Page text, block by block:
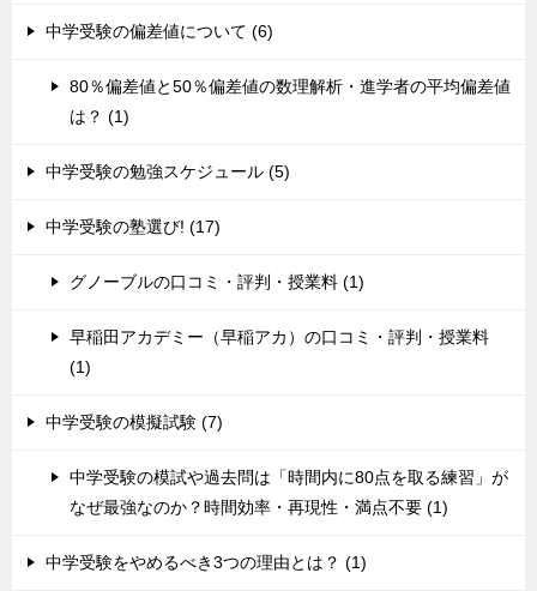
中学受験の偏差値について (6)
80％偏差値と50％偏差値の数理解析・進学者の平均偏差値
は？ (1)
中学受験の勉強スケジュール (5)
中学受験の塾選び! (17)
グノーブルの口コミ・評判・授業料 (1)
早稲田アカデミー（早稲アカ）の口コミ・評判・授業料
(1)
中学受験の模擬試験 (7)
中学受験の模試や過去問は「時間内に80点を取る練習」が
なぜ最強なのか？時間効率・再現性・満点不要 (1)
中学受験をやめるべき3つの理由とは？ (1)